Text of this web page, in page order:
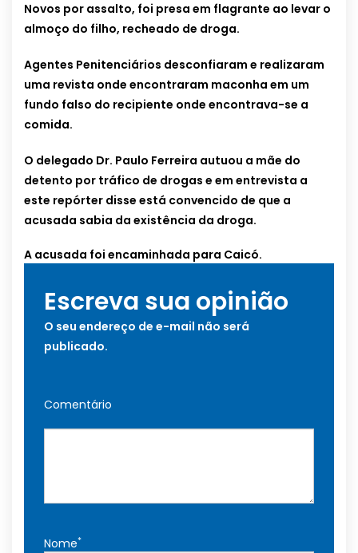
Novos por assalto, foi presa em flagrante ao levar o
almoço do filho, recheado de droga.
Agentes Penitenciários desconfiaram e realizaram
uma revista onde encontraram maconha em um
fundo falso do recipiente onde encontrava-se a
comida.
O delegado Dr. Paulo Ferreira autuou a mãe do
detento por tráfico de drogas e em entrevista a
este repórter disse está convencido de que a
acusada sabia da existência da droga.
A acusada foi encaminhada para Caicó.
Escreva sua opinião
O seu endereço de e-mail não será
publicado.
Comentário
Nome*